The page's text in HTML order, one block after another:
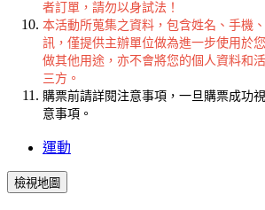
者訂單，請勿以身試法！
本活動所蒐集之資料，包含姓名、手機
訊，僅提供主辦單位做為進一步使用於
做其他用途，亦不會將您的個人資料和
三方。
購票前請詳閱注意事項，一旦購票成功
意事項。
運動
檢視地圖